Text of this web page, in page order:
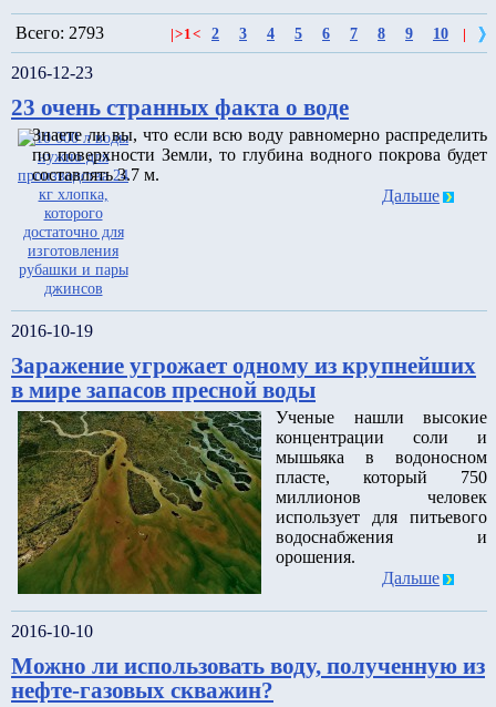
Всего: 2793 >1< 2 3 4 5 6 7 8 9 10
2016-12-23
23 очень странных факта о воде
Знаете ли вы, что если всю воду равномерно распределить
по поверхности Земли, то глубина водного покрова будет
составлять 3.7 м.
Дальше
2016-10-19
Заражение угрожает одному из крупнейших
в мире запасов пресной воды
Ученые нашли высокие
концентрации соли и
мышьяка в водоносном
пласте, который 750
миллионов человек
использует для питьевого
водоснабжения и
орошения.
Дальше
2016-10-10
Можно ли использовать воду, полученную из
нефте-газовых скважин?